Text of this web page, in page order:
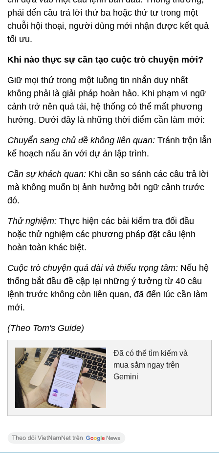
phải đến câu trả lời thứ ba hoặc thứ tư trong một
chuỗi hội thoại, người dùng mới nhận được kết quả
tối ưu.
Khi nào thực sự cần tạo cuộc trò chuyện mới?
Giữ mọi thứ trong một luồng tin nhắn duy nhất
không phải là giải pháp hoàn hảo. Khi phạm vi ngữ
cảnh trở nên quá tải, hệ thống có thể mất phương
hướng. Dưới đây là những thời điểm cần làm mới:
Chuyển sang chủ đề không liên quan: Tránh trộn lẫn
kế hoạch nấu ăn với dự án lập trình.
Cần sự khách quan: Khi cần so sánh các câu trả lời
mà không muốn bị ảnh hưởng bởi ngữ cảnh trước
đó.
Thử nghiệm: Thực hiện các bài kiểm tra đối đầu
hoặc thử nghiệm các phương pháp đặt câu lệnh
hoàn toàn khác biệt.
Cuộc trò chuyện quá dài và thiếu trọng tâm: Nếu hệ
thống bắt đầu đề cập lại những ý tưởng từ 40 câu
lệnh trước không còn liên quan, đã đến lúc cần làm
mới.
(Theo Tom's Guide)
Đã có thể tìm kiếm và
mua sắm ngay trên
Gemini